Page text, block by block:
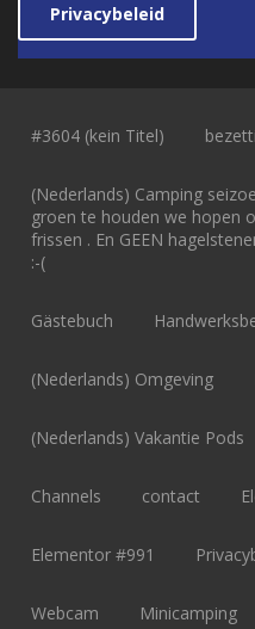
Privacybeleid
#3604 (kein Titel)
(Nederlands) Camping
groen te houden we hopen
frissen . En GEEN
:-(
Gästebuch
(Nederlands) Omgeving
(Nederlands) Vakantie Pods
Channels contact
Elementor #991
Webcam Minicamping